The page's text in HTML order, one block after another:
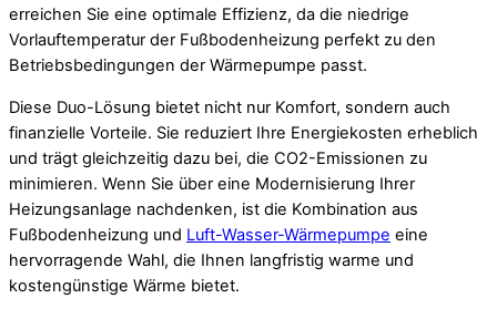
erreichen Sie eine optimale Effizienz, da die niedrige
Vorlauftemperatur der Fußbodenheizung perfekt zu den
Betriebsbedingungen der Wärmepumpe passt.
Diese Duo-Lösung bietet nicht nur Komfort, sondern auch
finanzielle Vorteile. Sie reduziert Ihre Energiekosten erheblich
und trägt gleichzeitig dazu bei, die CO2-Emissionen zu
minimieren. Wenn Sie über eine Modernisierung Ihrer
Heizungsanlage nachdenken, ist die Kombination aus
Fußbodenheizung und Luft-Wasser-Wärmepumpe eine
hervorragende Wahl, die Ihnen langfristig warme und
kostengünstige Wärme bietet.